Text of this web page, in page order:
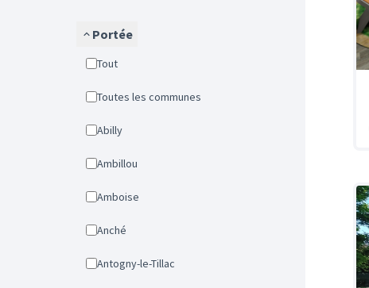
Portée
Tout
Toutes les communes
Abilly
Ambillou
Amboise
Anché
Antogny-le-Tillac